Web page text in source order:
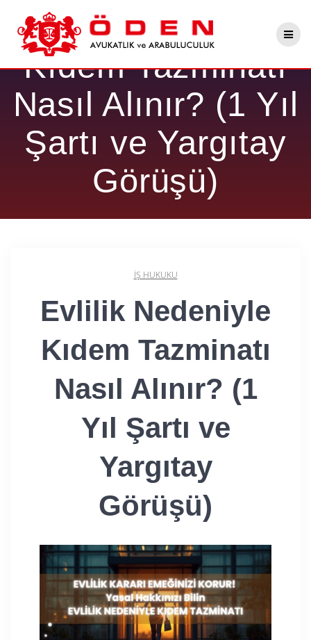
to
content
Evlilik Nedeniyle
Kıdem Tazminatı
Nasıl Alınır? (1 Yıl
Şartı ve Yargıtay
Görüşü)
İŞ HUKUKU
Evlilik Nedeniyle
Kıdem Tazminatı
Nasıl Alınır? (1
Yıl Şartı ve
Yargıtay
Görüşü)